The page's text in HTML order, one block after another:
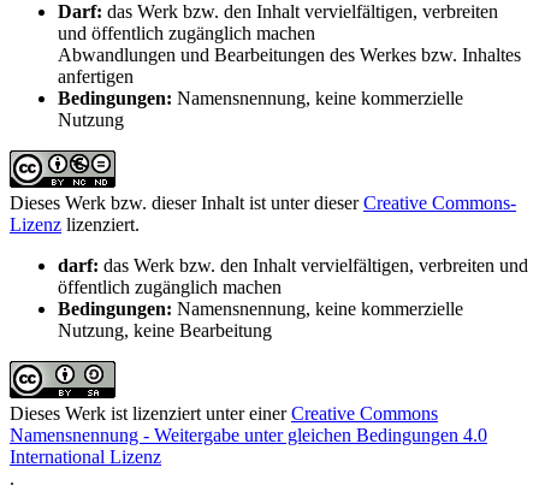
Darf: das Werk bzw. den Inhalt vervielfältigen, verbreiten
und öffentlich zugänglich machen
Abwandlungen und Bearbeitungen des Werkes bzw. Inhaltes
anfertigen
Bedingungen: Namensnennung, keine kommerzielle
Nutzung
Dieses Werk bzw. dieser Inhalt ist unter dieserCreative Commons-
Lizenz lizenziert.
darf: das Werk bzw. den Inhalt vervielfältigen, verbreiten und
öffentlich zugänglich machen
Bedingungen: Namensnennung, keine kommerzielle
Nutzung, keine Bearbeitung
Dieses Werk ist lizenziert unter einerCreative Commons
Namensnennung - Weitergabe unter gleichen Bedingungen 4.0
International Lizenz
.